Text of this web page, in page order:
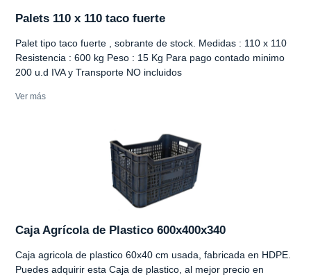
Palets 110 x 110 taco fuerte
Palet tipo taco fuerte , sobrante de stock. Medidas : 110 x 110
Resistencia : 600 kg Peso : 15 Kg Para pago contado minimo
200 u.d IVA y Transporte NO incluidos
Ver más
Caja Agrícola de Plastico 600x400x340
Caja agricola de plastico 60x40 cm usada, fabricada en HDPE.
Puedes adquirir esta Caja de plastico, al mejor precio en